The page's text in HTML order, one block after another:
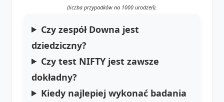
(liczba przypadków na 1000 urodzeń).
Czy zespół Downa jest
dziedziczny?
Czy test NIFTY jest zawsze
dokładny?
Kiedy najlepiej wykonać badania